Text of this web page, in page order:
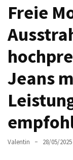
Leichte
Luxus-
Stil
trifft
auf
Qualität
Fünf
Freie
Jeans
Valentin 28/05/2025